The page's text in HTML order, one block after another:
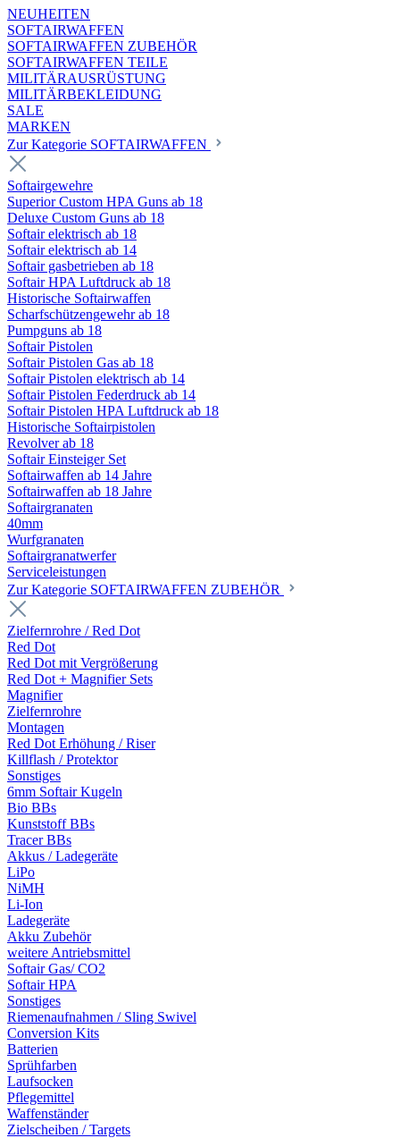
NEUHEITEN
SOFTAIRWAFFEN
SOFTAIRWAFFEN ZUBEHÖR
SOFTAIRWAFFEN TEILE
MILITÄRAUSRÜSTUNG
MILITÄRBEKLEIDUNG
SALE
MARKEN
Zur Kategorie SOFTAIRWAFFEN
Softairgewehre
Superior Custom HPA Guns ab 18
Deluxe Custom Guns ab 18
Softair elektrisch ab 18
Softair elektrisch ab 14
Softair gasbetrieben ab 18
Softair HPA Luftdruck ab 18
Historische Softairwaffen
Scharfschützengewehr ab 18
Pumpguns ab 18
Softair Pistolen
Softair Pistolen Gas ab 18
Softair Pistolen elektrisch ab 14
Softair Pistolen Federdruck ab 14
Softair Pistolen HPA Luftdruck ab 18
Historische Softairpistolen
Revolver ab 18
Softair Einsteiger Set
Softairwaffen ab 14 Jahre
Softairwaffen ab 18 Jahre
Softairgranaten
40mm
Wurfgranaten
Softairgranatwerfer
Serviceleistungen
Zur Kategorie SOFTAIRWAFFEN ZUBEHÖR
Zielfernrohre / Red Dot
Red Dot
Red Dot mit Vergrößerung
Red Dot + Magnifier Sets
Magnifier
Zielfernrohre
Montagen
Red Dot Erhöhung / Riser
Killflash / Protektor
Sonstiges
6mm Softair Kugeln
Bio BBs
Kunststoff BBs
Tracer BBs
Akkus / Ladegeräte
LiPo
NiMH
Li-Ion
Ladegeräte
Akku Zubehör
weitere Antriebsmittel
Softair Gas/ CO2
Softair HPA
Sonstiges
Riemenaufnahmen / Sling Swivel
Conversion Kits
Batterien
Sprühfarben
Laufsocken
Pflegemittel
Waffenständer
Zielscheiben / Targets